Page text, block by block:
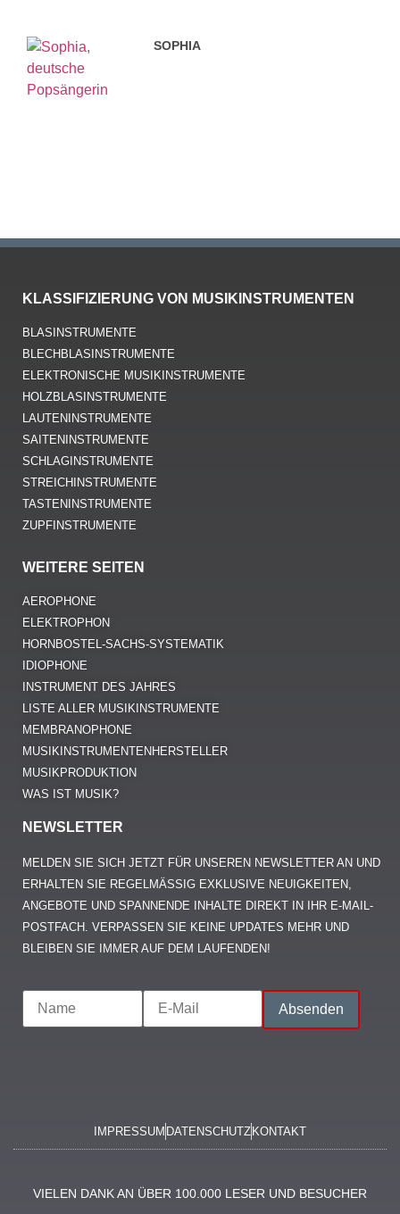
SOPHIA
KLASSIFIZIERUNG VON MUSIKINSTRUMENTEN
BLASINSTRUMENTE
BLECHBLASINSTRUMENTE
ELEKTRONISCHE MUSIKINSTRUMENTE
HOLZBLASINSTRUMENTE
LAUTENINSTRUMENTE
SAITENINSTRUMENTE
SCHLAGINSTRUMENTE
STREICHINSTRUMENTE
TASTENINSTRUMENTE
ZUPFINSTRUMENTE
WEITERE SEITEN
AEROPHONE
ELEKTROPHON
HORNBOSTEL-SACHS-SYSTEMATIK
IDIOPHONE
INSTRUMENT DES JAHRES
LISTE ALLER MUSIKINSTRUMENTE
MEMBRANOPHONE
MUSIKINSTRUMENTENHERSTELLER
MUSIKPRODUKTION
WAS IST MUSIK?
NEWSLETTER
MELDEN SIE SICH JETZT FÜR UNSEREN NEWSLETTER AN UND
ERHALTEN SIE REGELMÄSSIG EXKLUSIVE NEUIGKEITEN, A
NGEBOTE UND SPANNENDE INHALTE DIREKT IN IHR E-MAIL-P
OSTFACH. VERPASSEN SIE KEINE UPDATES MEHR UND B
LEIBEN SIE IMMER AUF DEM LAUFENDEN!
IMPRESSUM DATENSCHUTZKONTAKT
VIELEN DANK AN ÜBER 100.000 LESER UND BESUCHER